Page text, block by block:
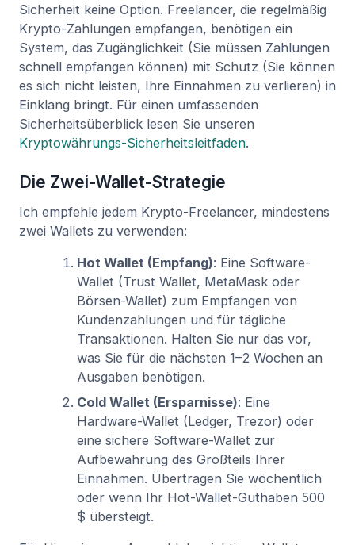
Sicherheit keine Option. Freelancer, die regelmäßig
Krypto-Zahlungen empfangen, benötigen ein
System, das Zugänglichkeit (Sie müssen Zahlungen
schnell empfangen können) mit Schutz (Sie können
es sich nicht leisten, Ihre Einnahmen zu verlieren) in
Einklang bringt. Für einen umfassenden
Sicherheitsüberblick lesen Sie unseren
Kryptowährungs-Sicherheitsleitfaden.
Die Zwei-Wallet-Strategie
Ich empfehle jedem Krypto-Freelancer, mindestens
zwei Wallets zu verwenden:
Hot Wallet (Empfang): Eine Software-
Wallet (Trust Wallet, MetaMask oder
Börsen-Wallet) zum Empfangen von
Kundenzahlungen und für tägliche
Transaktionen. Halten Sie nur das vor,
was Sie für die nächsten 1–2 Wochen an
Ausgaben benötigen.
Cold Wallet (Ersparnisse): Eine
Hardware-Wallet (Ledger, Trezor) oder
eine sichere Software-Wallet zur
Aufbewahrung des Großteils Ihrer
Einnahmen. Übertragen Sie wöchentlich
oder wenn Ihr Hot-Wallet-Guthaben 500
$ übersteigt.